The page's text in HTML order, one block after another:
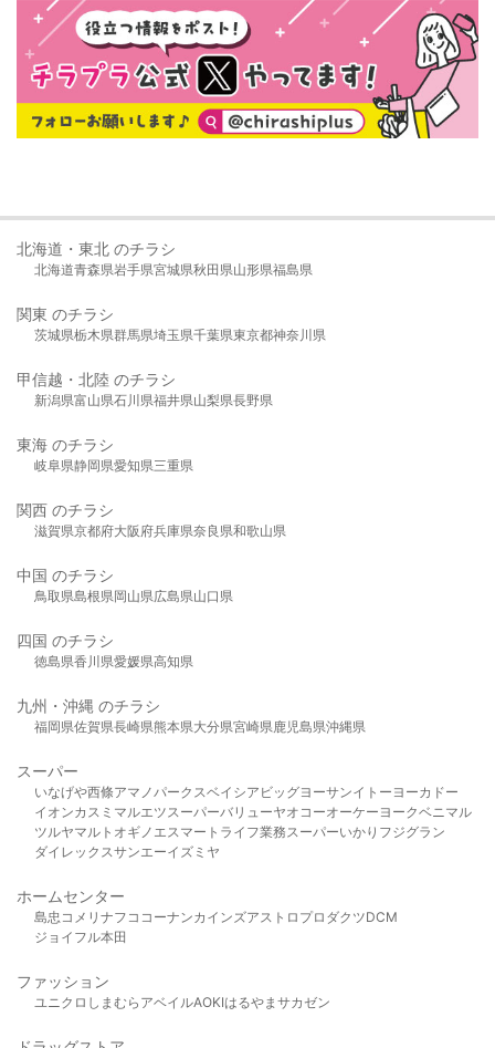
北海道・東北 のチラシ
北海道青森県岩手県宮城県秋田県山形県福島県
関東 のチラシ
茨城県栃木県群馬県埼玉県千葉県東京都神奈川県
甲信越・北陸 のチラシ
新潟県富山県石川県福井県山梨県長野県
東海 のチラシ
岐阜県静岡県愛知県三重県
関西 のチラシ
滋賀県京都府大阪府兵庫県奈良県和歌山県
中国 のチラシ
鳥取県島根県岡山県広島県山口県
四国 のチラシ
徳島県香川県愛媛県高知県
九州・沖縄 のチラシ
福岡県佐賀県長崎県熊本県大分県宮崎県鹿児島県沖縄県
スーパー
いなげや西條アマノパークスベイシア ビッグヨーサンイトーヨーカドー
イオンカスミ マルエツスーパーバリューヤオコーオーケー ヨークベニマル
ツルヤマルト オギノ エスマート ライフ業務スーパーいかり フジグラン
ダイレックスサンエーイズミヤ
ホームセンター
島忠 コメリ ナフコ コーナンカインズアストロプロダクツDCM
ジョイフル本田
ファッション
ユニクロ しまむら アベイルAOKIはるやま サカゼン